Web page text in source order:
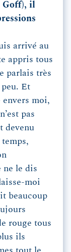
Goff), il
arrivé au
appris tous
parlais très
Et
envers moi,
pas
devenu
ne le dis
moi
beaucoup
rouge tous
ils